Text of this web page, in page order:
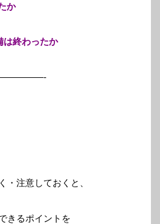
か
は終わったか
・注意しておくと、
きるポイントを